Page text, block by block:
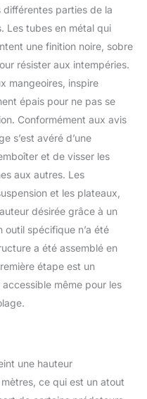
nos composants
de suspension
à n'importe
position
Aucun outil
Un spectaaire sur
de la nourriture
les oiseaux
sont
attirés par
en eau
et vous
profiter des
dans le confort
maison.
: avec nos
pour oiseaux
à l'extérieur, la
ce qui attire
sauvages.
notre gros
pour its
différentes parties de la
Les tubes en métal qui
une finition noire, sobre
résister aux intempéries.
mangeoires, inspire
épais pour ne pas se
Conformément aux avis
s’est avéré d’une
et de visser les
aux autres. Les
et les plateaux,
désirée grâce à un
spécifique n’a été
a été assemblé en
étape est un
même pour les
une hauteur
ce qui est un atout